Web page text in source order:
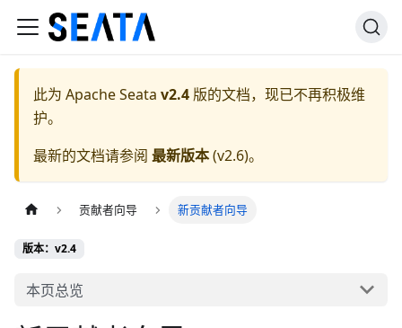
此为 Apache Seata v2.4 版的文档，现已不再积极维
护。
最新的文档请参阅 最新版本(v2.6)。
贡献者向导 新贡献者向导
版本：v2.4
本页总览